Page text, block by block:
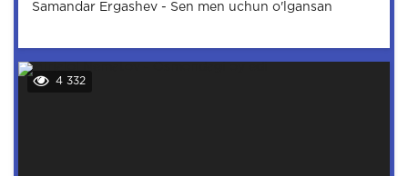
Samandar Ergashev - Sen men uchun o'lgansan
4 332